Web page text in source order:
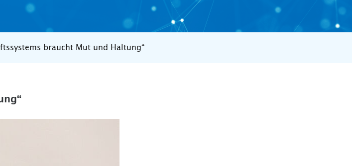
braucht Mut und Haltung“